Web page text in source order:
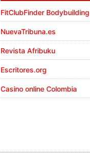
FitClubFinder Bodybuilding
NuevaTribuna.es
Revista Afribuku
Escritores.org
Casino online Colombia